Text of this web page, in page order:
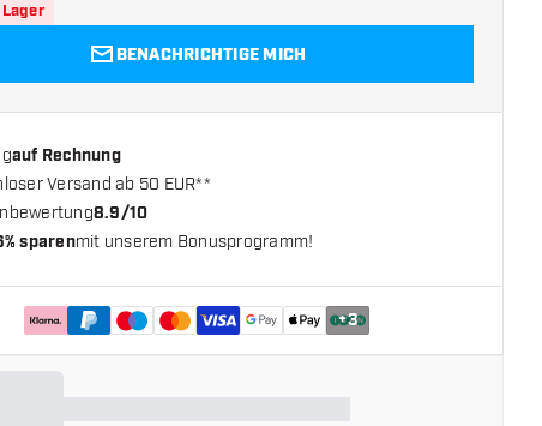
BENACHRICHTIGE MICH
auf Rechnung
Versand ab 50 EUR**
8.9/10
sparenmit unserem Bonusprogramm!
+3